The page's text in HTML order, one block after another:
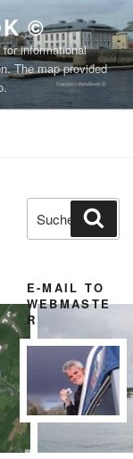
©
informational
The map provided
Suchen
nach:
E-MAIL TO
WEBMASTE
R